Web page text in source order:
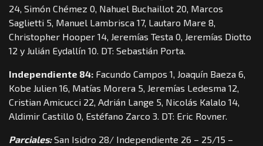
24, Simón Chémez 0, Nahuel Buchaillot 20, Marcos
Saglietti 5, Manuel Lambrisca 17, Lautaro Mare 8,
Christopher Hooper 14, Jeremías Testa 0, Jeremías Diotto
12 y Julián Eydallín 10. DT: Sebastián Porta.
Independiente 84: Facundo Campos 1, Joaquín Baeza 6,
Kobe Julien 16, Matías Morera 5, Jeremías Ledesma 12,
Cristian Amicucci 22, Adrián Lange 5, Nicolás Kalalo 14,
Aldimir Castillo 0, Estéfano Zarco 3. DT: Eric Rovner.
Parciales:San Isidro 28/ Independiente 26 – 25/15 –